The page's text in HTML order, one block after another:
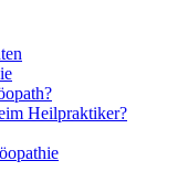
Heilpraktiker?